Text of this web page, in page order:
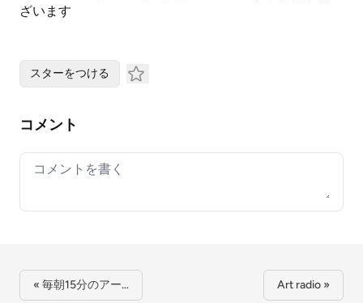
ざいます
スターをつける
コメント
Your comment
« 毎朝15分のアー… Art radio »